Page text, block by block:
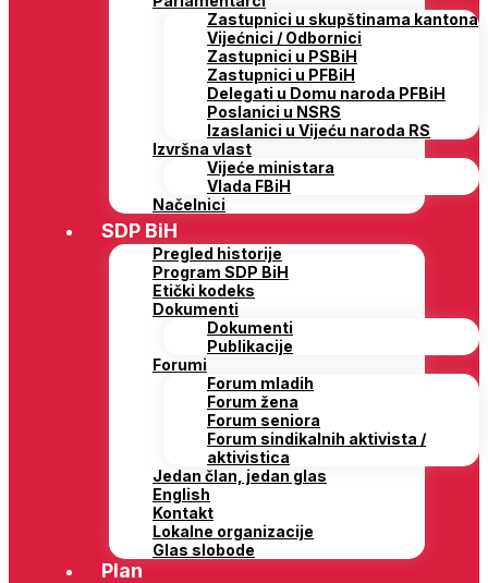
Zastupnici u skupštinama kantona
Vijećnici / Odbornici
Zastupnici u PSBiH
Zastupnici u PFBiH
Delegati u Domu naroda PFBiH
Poslanici u NSRS
Izaslanici u Vijeću naroda RS
Izvršna vlast
Vijeće ministara
Vlada FBiH
Načelnici
SDP BiH
Pregled historije
Program SDP BiH
Etički kodeks
Dokumenti
Dokumenti
Publikacije
Forumi
Forum mladih
Forum žena
Forum seniora
Forum sindikalnih aktivista /
aktivistica
Jedan član, jedan glas
English
Kontakt
Lokalne organizacije
Glas slobode
Plan